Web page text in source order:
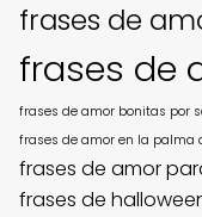
frases de
frases de
frases de amor bonitas por
frases de amor en la palma
frases de amor
frases de